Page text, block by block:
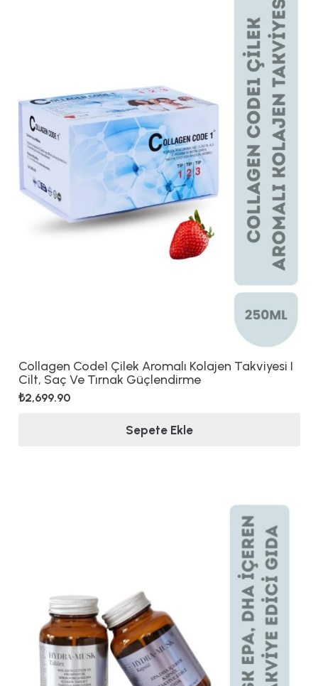
Collagen Code1 Çilek Aromalı Kolajen Takviyesi I
Cilt, Saç Ve Tırnak Güçlendirme
₺2,699.90
Sepete Ekle